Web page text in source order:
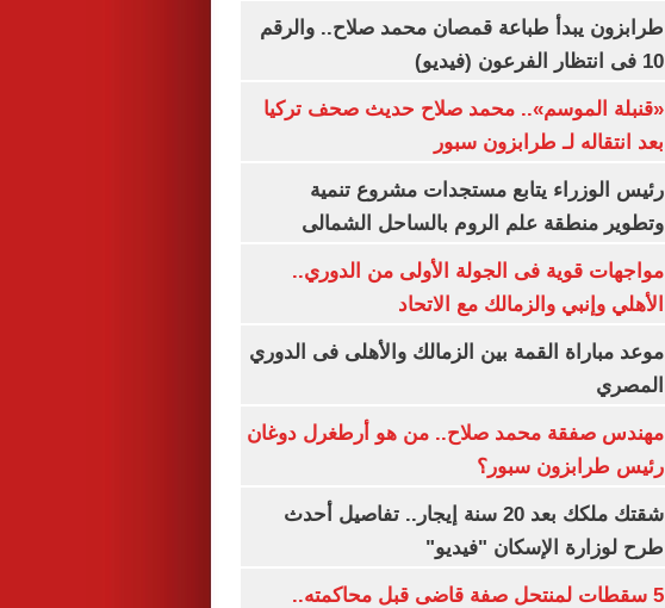
طرابزون يبدأ طباعة قمصان محمد صلاح.. والرقم
10 فى انتظار الفرعون (فيديو)
«قنبلة الموسم».. محمد صلاح حديث صحف تركيا
بعد انتقاله لـ طرابزون سبور
رئيس الوزراء يتابع مستجدات مشروع تنمية
وتطوير منطقة علم الروم بالساحل الشمالى
مواجهات قوية فى الجولة الأولى من الدوري..
الأهلي وإنبي والزمالك مع الاتحاد
موعد مباراة القمة بين الزمالك والأهلى فى الدوري
المصري
مهندس صفقة محمد صلاح.. من هو أرطغرل دوغان
رئيس طرابزون سبور؟
شقتك ملكك بعد 20 سنة إيجار.. تفاصيل أحدث
طرح لوزارة الإسكان "فيديو"
5 سقطات لمنتحل صفة قاضى قبل محاكمته..